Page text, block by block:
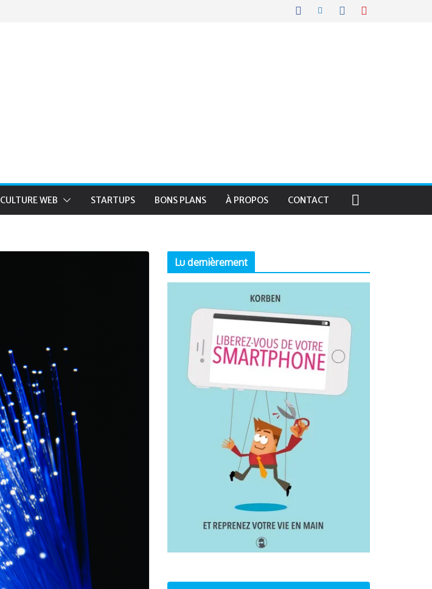
CULTURE WEB STARTUPS BONS PLANS À PROPOS CONTACT
Lu dernièrement